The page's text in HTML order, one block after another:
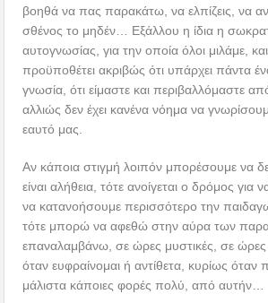
βοηθά να πας παρακάτω, να ελπίζεις, να
σθένος το μηδέν… Εξάλλου η ίδια η
αυτογνωσίας, για την οποία όλοι μιλάμε,
προϋποθέτει ακριβώς ότι υπάρχει πάντα
γνωσία, ότι είμαστε και περιβαλλόμαστε
αλλιώς δεν έχει κανένα νόημα να
εαυτό μας.
Αν κάποια στιγμή λοιπόν μπορέσουμε να
είναι αλήθεια, τότε ανοίγεται ο δρόμος για
να κατανοήσουμε περισσότερο την
τότε μπορώ να αφεθώ στην αύρα των
επαναλαμβάνω, σε ώρες μυστικές, σε ώρες
όταν ευφραίνομαι ή αντίθετα, κυρίως όταν
μάλιστα κάποιες φορές πολύ, από αυτήν…